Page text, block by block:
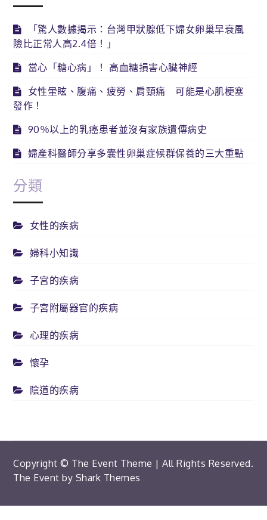
「驚人數據揭示：台灣甲狀腺低下婦女卵巢早衰風
險比正常人高2.4倍！」
當心「糖心病」！ 高血糖損害心臟神經
女性暈眩、腹痛、疲勞、肩頸痛 可能是心肌梗塞
發作！
90％以上的乳癌患者並沒有家族遺傳病史
婦產科醫師分享多囊性卵巢症候群保養的三大重點
分類
女性的疾病
婦科小知識
子宮的疾病
子宮附屬器官的疾病
心理的疾病
懷孕
陰道的疾病
Copyright © The Event Theme | All Rights Reserved.
The Event by Shark Themes